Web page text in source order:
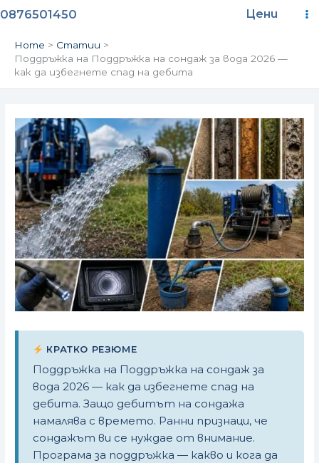
to
0876501450 Цени
Home
Статии
Поддръжка на Поддръжка на сондаж за вода 2026 —
как да избегнете спад на дебита
КРАТКО РЕЗЮМЕ
Поддръжка на Поддръжка на сондаж за
вода 2026 — как да избегнете спад на
дебита. Защо дебитът на сондажа
намалява с времето. Ранни признаци, че
сондажът ви се нуждае от внимание.
Програма за поддръжка — какво и кога да